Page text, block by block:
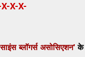
X-X-
ब्लॉगर्स असोसिएशन' के